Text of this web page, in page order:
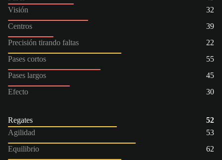
Visión
32
Centros
39
Precisión tirando faltas
22
Pases cortos
55
Pases largos
45
Efecto
30
Regates
52
Agilidad
53
Equilibrio
62